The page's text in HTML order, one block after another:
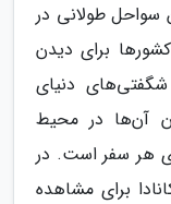
سواحل طولانی در
برای دیدن
دنیای
آن‌ها در محیط
هر سفر است. در
برای مشاهده